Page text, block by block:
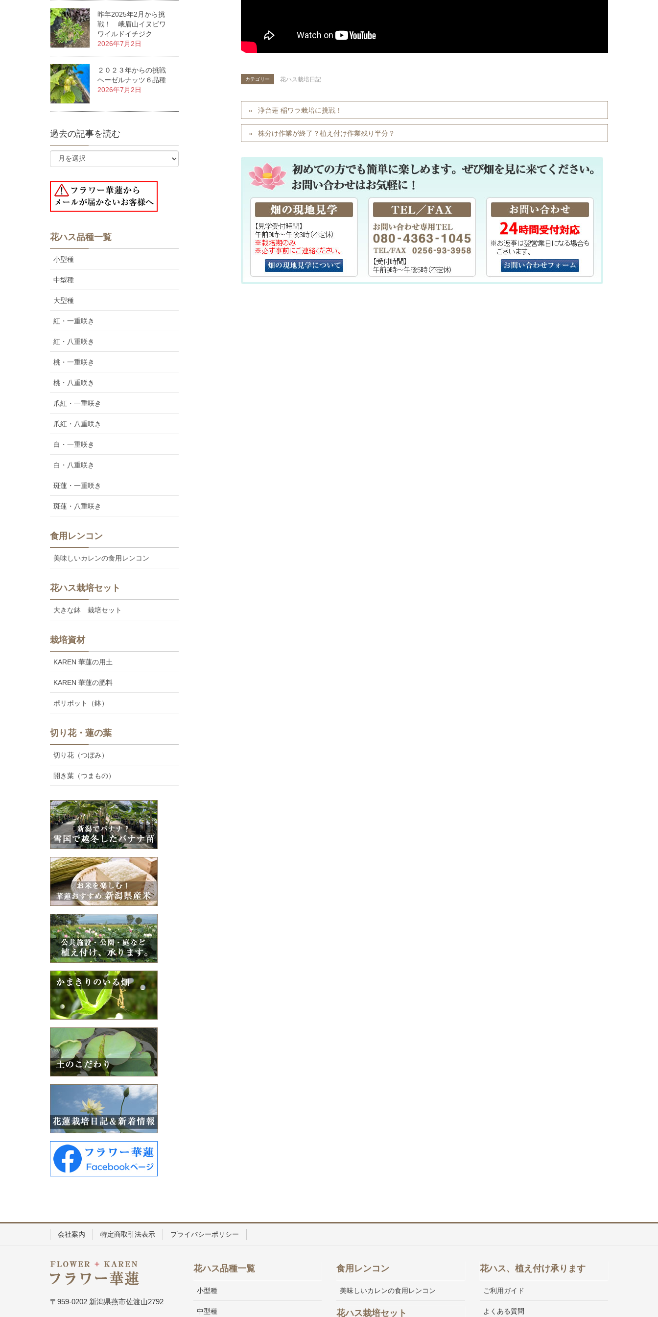
カテゴリー 花ハス栽培日記
浄台蓮 稲ワラ栽培に挑戦！
株分け作業が終了？植え付け作業残り半分？
昨年2025年2月から挑
戦！ 峨眉山イヌビワ
ワイルドイチジク
2026年7月2日
２０２３年からの挑戦
ヘーゼルナッツ６品種
2026年7月2日
過去の記事を読む
花ハス品種一覧
小型種
中型種
大型種
紅・一重咲き
紅・八重咲き
桃・一重咲き
桃・八重咲き
爪紅・一重咲き
爪紅・八重咲き
白・一重咲き
白・八重咲き
斑蓮・一重咲き
斑蓮・八重咲き
食用レンコン
美味しいカレンの食用レンコン
花ハス栽培セット
大きな鉢 栽培セット
栽培資材
KAREN 華蓮の用土
KAREN 華蓮の肥料
ポリポット（鉢）
切り花・蓮の葉
切り花（つぼみ）
開き葉（つまもの）
会社案内 特定商取引法表示 プライバシーポリシー
〒959-0202 新潟県燕市佐渡山2792
花ハス品種一覧
小型種
中型種
食用レンコン
美味しいカレンの食用レンコン
花ハス栽培セット
花ハス、植え付け承ります
ご利用ガイド
よくある質問